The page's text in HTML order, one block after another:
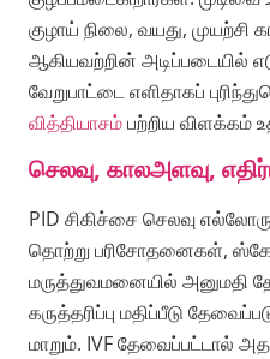
குழாய் நிலை, வயது, முயற்சி
ஆகியவற்றின் அடிப்படையில்
வேறுபாட்டை எளிதாகப்
வித்தியாசம்பற்றிய விளக்கம்
செலவு, காலஅளவு,
PID சிகிச்சை செலவு
தொற்று பரிசோதனைகள்,
மருத்துவமனையில் அனுமதி
கருத்தரிப்பு மதிப்பீடு
மாறும். IVF தேவைப்பட்டால்